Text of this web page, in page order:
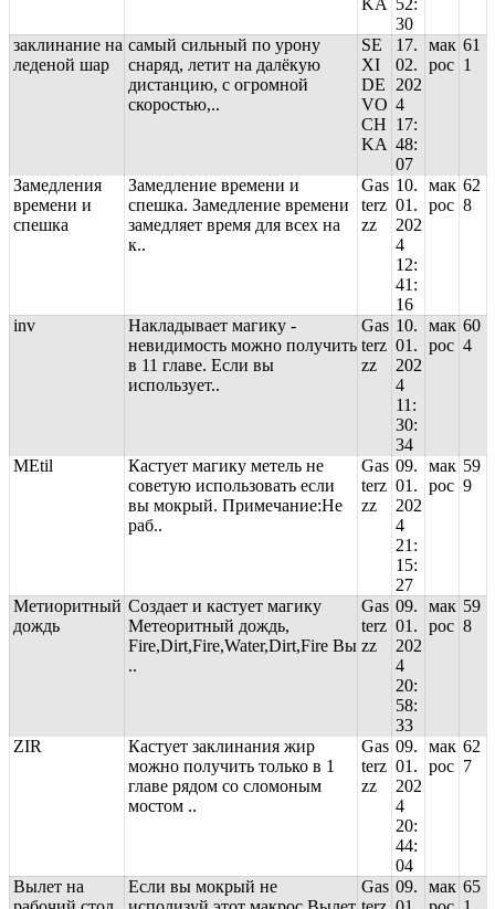
KA 52:
30
заклинание на
леденой шар
самый сильный по урону
снаряд, летит на далёкую
дистанцию, с огромной
скоростью,..
SE
XI
DE
VO
CH
KA
17.
02.
202
4
17:
48:
07
мак
рос
61
1
Замедления
времени и
спешка
Замедление времени и
спешка. Замедление времени
замедляет время для всех на
к..
Gas
terz
zz
10.
01.
202
4
12:
41:
16
мак
рос
62
8
inv
Накладывает магику -
невидимость можно получить
в 11 главе. Если вы
использует..
Gas
terz
zz
10.
01.
202
4
11:
30:
34
мак
рос
60
4
MEtil
Кастует магику метель не
советую использовать если
вы мокрый. Примечание:Не
раб..
Gas
terz
zz
09.
01.
202
4
21:
15:
27
мак
рос
59
9
Метиоритный
дождь
Создает и кастует магику
Метеоритный дождь,
Fire,Dirt,Fire,Water,Dirt,Fire Вы
..
Gas
terz
zz
09.
01.
202
4
20:
58:
33
мак
рос
59
8
ZIR
Кастует заклинания жир
можно получить только в 1
главе рядом со сломоным
мостом ..
Gas
terz
zz
09.
01.
202
4
20:
44:
04
мак
рос
62
7
Вылет на
Если вы мокрый не
Gas 09.
мак 65